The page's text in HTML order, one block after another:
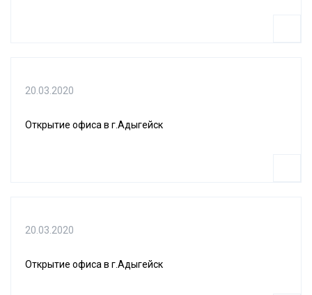
20.03.2020
Открытие офиса в г.Адыгейск
20.03.2020
Открытие офиса в г.Адыгейск